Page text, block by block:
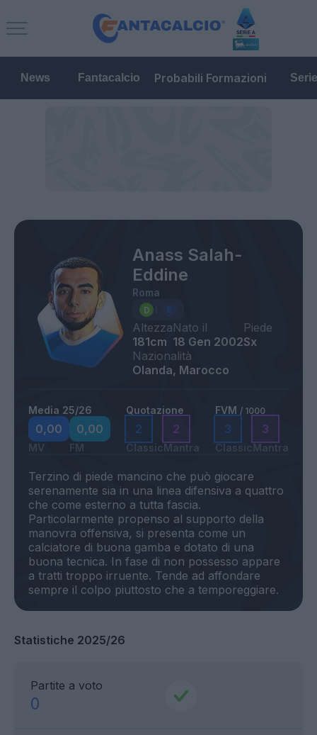
News Fantacalcio Probabili Formazioni
Anass Salah-
Eddine
Roma
Altezza
181cm
Nato il
18 Gen 2002
Piede
Sx
Nazionalità
Olanda, Marocco
Media 25/26
0,00
MV
0,00
FM
Quotazione
2
Classic
2
Mantra
FVM / 1000
3
Classic
3
Mantra
Terzino di piede mancino che può giocare
serenamente sia in una linea difensiva a quattro
che come esterno a tutta fascia.
Particolarmente propenso al supporto della
manovra offensiva, si presenta come un
calciatore di buona gamba e dotato di una
buona tecnica. In fase di non possesso appare
a tratti troppo irruente. Tende ad affondare
Statistiche 2025/26
Partite a voto
0